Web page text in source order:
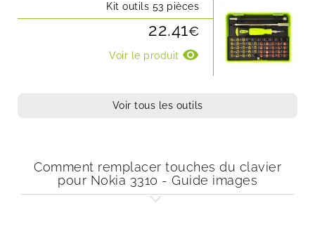
Kit outils 53 pièces
22.41€
Voir le produit visibility
Voir tous les outils
Comment remplacer touches du clavier
pour Nokia 3310 - Guide images